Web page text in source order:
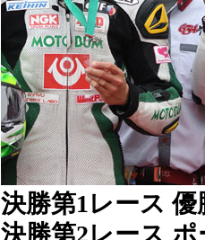
決勝第1レース
決勝第2レース